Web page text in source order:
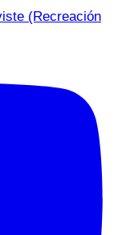
(Recreación